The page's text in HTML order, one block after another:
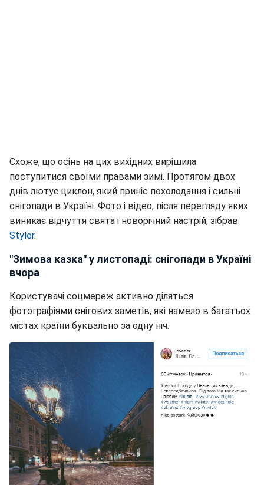
Схоже, що осінь на цих вихідних вирішила
поступитися своїми правами зимі. Протягом двох
днів лютує циклон, який приніс похолодання і сильні
снігопади в Україні. Фото і відео, після перегляду яких
виникає відчуття свята і новорічний настрій, зібрав
Styler.
"Зимова казка" у листопаді: снігопади в Україні
вчора
Користувачі соцмереж активно діляться
фотографіями снігових заметів, які намело в багатьох
містах країни буквально за одну ніч.